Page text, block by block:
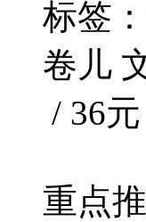
标签：
卷儿
/ 36
重点